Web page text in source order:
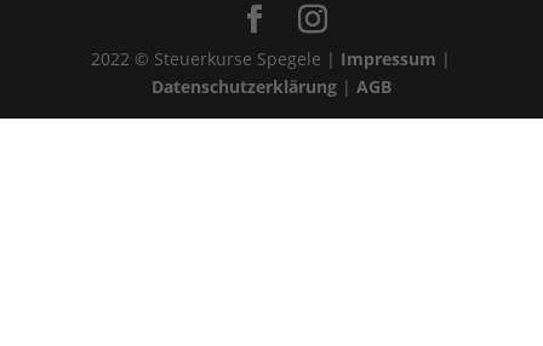
2022 © Steuerkurse Spegele | Impressum |
Datenschutzerklärung| AGB